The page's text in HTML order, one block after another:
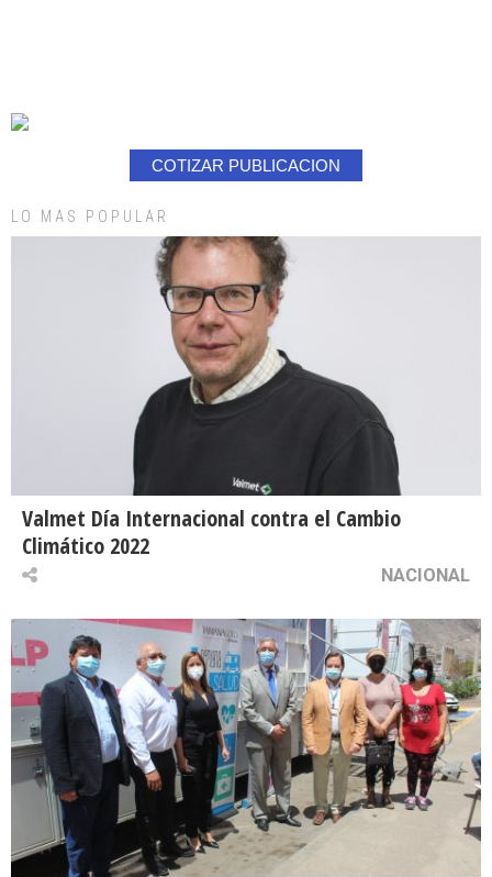
COTIZAR PUBLICACION
LO MAS POPULAR
Valmet Día Internacional contra el Cambio
Climático 2022
NACIONAL